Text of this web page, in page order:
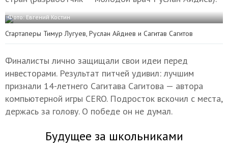
Фото: Евгений Костин
Стартаперы Тимур Лугуев, Руслан Айдиев и Сагитав Сагитов
Финалисты лично защищали свои идеи перед
инвесторами. Результат питчей удивил: лучшим
признали 14-летнего Сагитава Сагитова — автора
компьютерной игры CERO. Подросток вскочил с места,
держась за голову. О победе он не думал.
Будущее за школьниками